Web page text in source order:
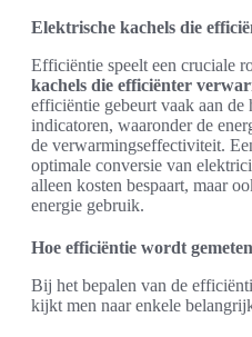
Elektrische kachels die
Efficiëntie speelt een cruciale
kachels die efficiënter
efficiëntie gebeurt vaak aan de
indicatoren, waaronder de
de verwarmingseffectiviteit.
optimale conversie van
alleen kosten bespaart, maar
energie gebruik.
Hoe efficiëntie wordt gemeten
Bij het bepalen van de
kijkt men naar enkele